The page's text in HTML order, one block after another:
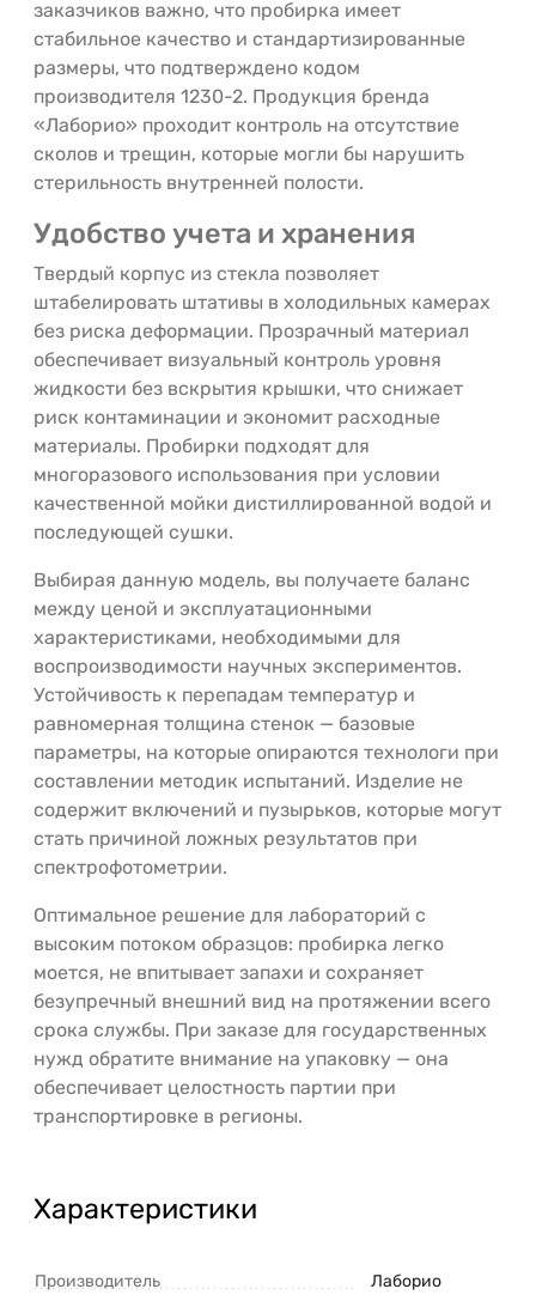
заказчиков важно, что пробирка имеет
стабильное качество и стандартизированные
размеры, что подтверждено кодом
производителя 1230-2. Продукция бренда
«Лаборио» проходит контроль на отсутствие
сколов и трещин, которые могли бы нарушить
стерильность внутренней полости.
Удобство учета и хранения
Твердый корпус из стекла позволяет
штабелировать штативы в холодильных камерах
без риска деформации. Прозрачный материал
обеспечивает визуальный контроль уровня
жидкости без вскрытия крышки, что снижает
риск контаминации и экономит расходные
материалы. Пробирки подходят для
многоразового использования при условии
качественной мойки дистиллированной водой и
последующей сушки.
Выбирая данную модель, вы получаете баланс
между ценой и эксплуатационными
характеристиками, необходимыми для
воспроизводимости научных экспериментов.
Устойчивость к перепадам температур и
равномерная толщина стенок — базовые
параметры, на которые опираются технологи при
составлении методик испытаний. Изделие не
содержит включений и пузырьков, которые могут
стать причиной ложных результатов при
спектрофотометрии.
Оптимальное решение для лабораторий с
высоким потоком образцов: пробирка легко
моется, не впитывает запахи и сохраняет
безупречный внешний вид на протяжении всего
срока службы. При заказе для государственных
нужд обратите внимание на упаковку — она
обеспечивает целостность партии при
транспортировке в регионы.
Характеристики
Производитель Лаборио